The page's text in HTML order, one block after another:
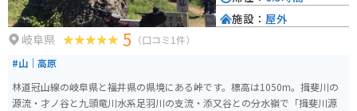
岐阜県 5 （口コミ1件）
#山｜高原
林道冠山線の岐阜県と福井県の県境にある峠です。標高は1050m。揖斐川の
源流・才ノ谷と九頭竜川水系足羽川の支流・添又谷との分水嶺で「揖斐川源
施設： 屋外